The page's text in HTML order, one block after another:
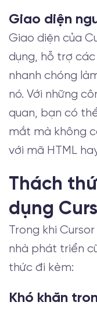
Giao diện
Giao diện của
dụng, hỗ trợ
nhanh chóng
nó. Với những
quan, bạn có
mắt mà không
với mã HTML
Thách
dụng
Trong khi
nhà phát triển
thức đi kèm:
Khó khăn